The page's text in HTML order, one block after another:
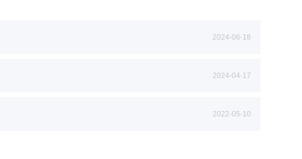
2024-06-18
2024-04-17
2022-05-10